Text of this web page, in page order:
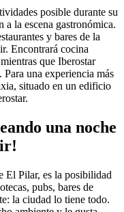
posible durante su
la escena gastronómica.
y bares de la
Encontrará cocina
que Iberostar
una experiencia más
situado en un edificio
una noche
El Pilar, es la posibilidad
pubs, bares de
la ciudad lo tiene todo.